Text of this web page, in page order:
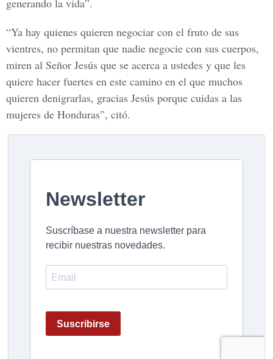
generando la vida”.
“Ya hay quienes quieren negociar con el fruto de sus
vientres, no permitan que nadie negocie con sus cuerpos,
miren al Señor Jesús que se acerca a ustedes y que les
quiere hacer fuertes en este camino en el que muchos
quieren denigrarlas, gracias Jesús porque cuidas a las
mujeres de Honduras”, citó.